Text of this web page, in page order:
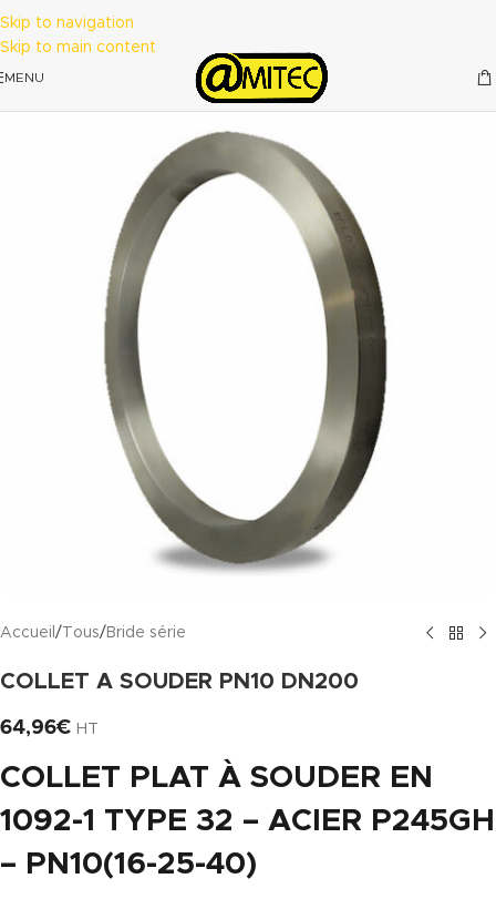
Skip to navigation
Skip to main content
MENU
Accueil / Tous/ Bride série
COLLET A SOUDER PN10 DN200
64,96€ HT
COLLET PLAT À SOUDER EN
1092-1 TYPE 32 – ACIER P245GH
– PN10(16-25-40)